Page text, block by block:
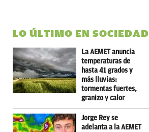
LO ÚLTIMO EN SOCIEDAD
La AEMET anuncia
temperaturas de
hasta 41 grados y
más lluvias:
tormentas fuertes,
granizo y calor
Jorge Rey se
adelanta a la AEMET